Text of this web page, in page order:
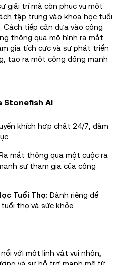
giải trí mà còn phục vụ một
tập trung vào khoa học tuổi
Cách tiếp cận dựa vào cộng
thông qua mô hình ra mắt
gia tích cực và sự phát triển
tạo ra một cộng đồng mạnh
Stonefish AI
khích hợp chất 24/7, đảm
mắt thông qua một cuộc ra
sự tham gia của cộng
Tuổi Thọ: Dành riêng để
thọ và sức khỏe.
với một linh vật vui nhộn,